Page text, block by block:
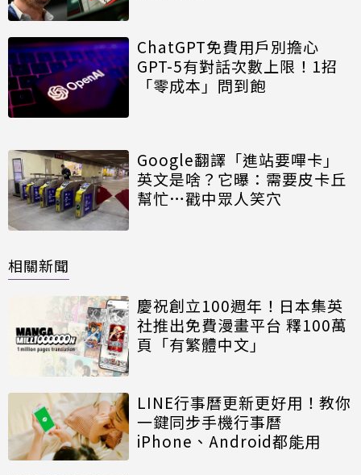
ChatGPT免費用戶別擔心
GPT-5有對話次數上限！1招
「零成本」問到飽
Google翻譯「進站要嗶卡」
英文是啥？它曝：需要皮卡丘
幫忙…戳中眾人笑穴
相關新聞
慶祝創立100週年！日本集英
社推出免費漫畫平台 釋100萬
頁「有繁體中文」
LINE行事曆更新更好用！教你
一鍵同步手機行事曆
iPhone、Android都能用